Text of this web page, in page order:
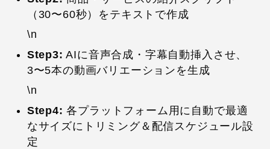
（30〜60秒）をテキストで作成
\n
Step3: AIに音声合成・字幕自動挿入させ、
3〜5本の動画バリエーションを生成
\n
Step4: 各プラットフォーム用に自動で最適
なサイズにトリミング＆配信スケジュール設
定